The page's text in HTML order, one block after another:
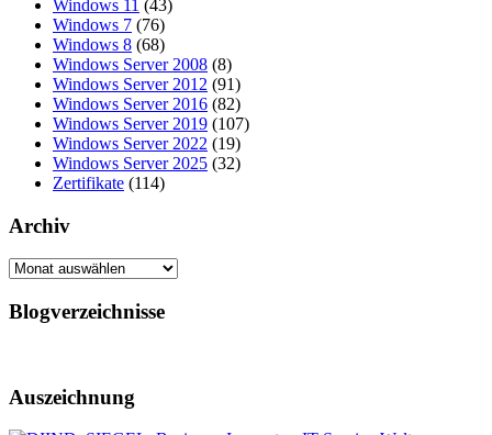
Windows 11 (43)
Windows 7 (76)
Windows 8 (68)
Windows Server 2008 (8)
Windows Server 2012 (91)
Windows Server 2016 (82)
Windows Server 2019 (107)
Windows Server 2022 (19)
Windows Server 2025 (32)
Zertifikate (114)
Archiv
Archiv
Blogverzeichnisse
Auszeichnung